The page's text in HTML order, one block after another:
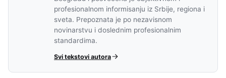
profesionalnom informisanju iz Srbije, regiona i
sveta. Prepoznata je po nezavisnom
novinarstvu i doslednim profesionalnim
standardima.
Svi tekstovi autora